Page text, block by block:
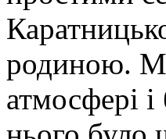
родиною.
атмосфері